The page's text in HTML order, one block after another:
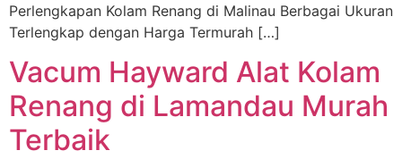
Perlengkapan Kolam Renang di Malinau Berbagai Ukuran
Terlengkap dengan Harga Termurah […]
Vacum Hayward Alat Kolam
Renang di Lamandau Murah
Terbaik